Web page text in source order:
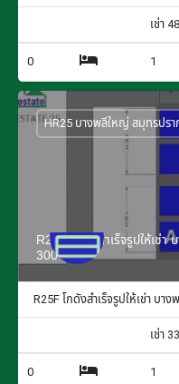
เช่า
0 1
R25F โกดังสำเร็จรูปให้เช่
300 ตรม.
HR25 บางพลีใหญ่ สมุทรปรา
R25F โกดังสำเร็จรูปให้เช่า บ
เช่า
0 1